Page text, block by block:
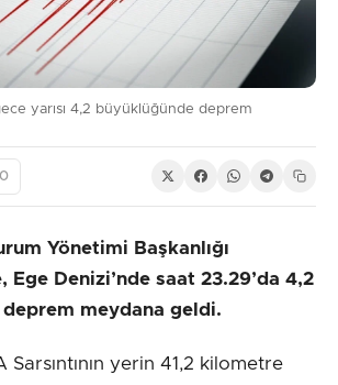
yarısı 4,2 büyüklüğünde deprem
0
Yönetimi Başkanlığı
Ege Denizi’nde saat 23.29’da 4,2
meydana geldi.
Sarsıntının yerin 41,2 kilometre